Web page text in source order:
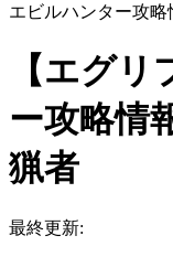
エビルハンター攻
【エグ
ー攻略情
猟者
最終更新: